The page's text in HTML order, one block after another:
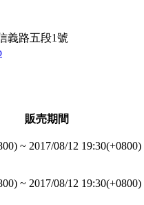
義路五段1號
販売期間
~ 2017/08/12 19:30(+0800)
~ 2017/08/12 19:30(+0800)